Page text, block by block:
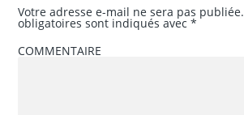
Votre adresse e-mail ne sera pas publiée.
obligatoires sont indiqués avec*
COMMENTAIRE